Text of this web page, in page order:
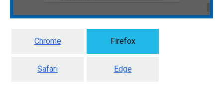
Chrome Firefox
Safari Edge